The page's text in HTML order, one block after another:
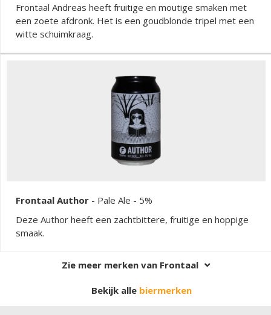
Frontaal Andreas heeft fruitige en moutige smaken met
een zoete afdronk. Het is een goudblonde tripel met een
witte schuimkraag.
Frontaal Author - Pale Ale - 5%
Deze Author heeft een zachtbittere, fruitige en hoppige
smaak.
Zie meer merken van Frontaal
Bekijk alle biermerken